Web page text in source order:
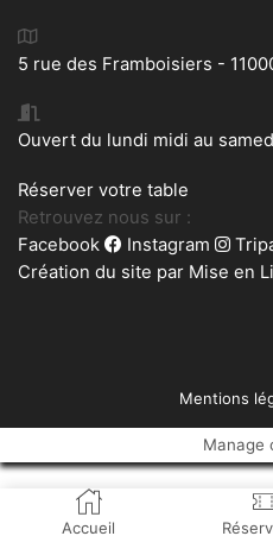
5 rue des Framboisiers -
Ouvert du lundi midi au
Réserver votre table
Retrouvez nous sur :
Facebook
Instagram
Création du site par Mise en
Mentions
Accueil
Manage